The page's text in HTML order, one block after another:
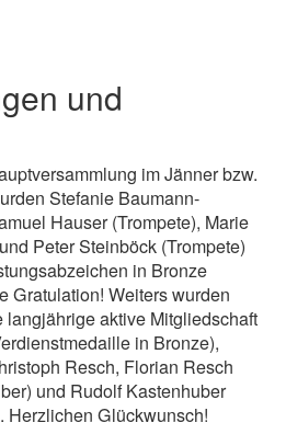
und
im Jänner bzw.
Stefanie Baumann-
Hauser (Trompete), Marie
Peter Steinböck (Trompete)
in Bronze
Gratulation! Weiters wurden
langjährige aktive Mitgliedschaft
in Bronze),
Resch, Florian Resch
und Rudolf Kastenhuber
Herzlichen Glückwunsch!